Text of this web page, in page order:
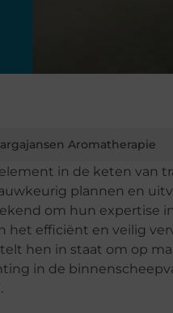
Aromatherapie
in de keten van
plannen en
om hun expertise
het efficiënt en veilig
hen in staat om op
in de